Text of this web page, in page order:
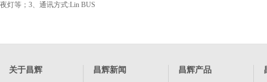
夜灯等；3、通讯方式:Lin BUS
关于昌辉 昌辉新闻 昌辉产品